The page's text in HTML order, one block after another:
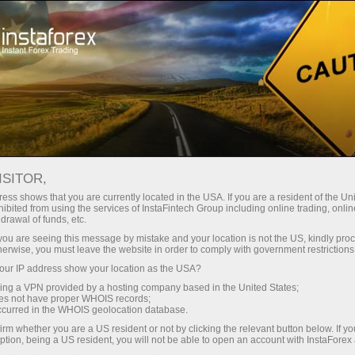
انسٹا فاریکس کے ساتھ، آپ
حاصل کرتے ہیں: 1:5000 تک کا فائدہ،
مارکیٹ میں کچھ بہترین اسپریڈز اور
کمیشنز، اور ٹریڈنگ اسٹاک اور انڈیکس
کے لیے فائدہ مند حالات۔
مختصر
30% بونس
ہر ڈیپازٹ پر
رفتار
تجارت اور ہائی ویز پر
shows that you are currently located in the USA. If you are a resident of the
from using the services of InstaFintech Group including online trading,
of funds, etc.
are seeing this message by mistake and your location is not the US, kindly
you must leave the website in order to comply with government
IP address show your location as the USA?
a VPN provided by a hosting company based in the United States;
not have proper WHOIS records;
in the WHOIS geolocation database.
whether you are a US resident or not by clicking the relevant button below. If
being a US resident, you will not be able to open an account with InstaForex